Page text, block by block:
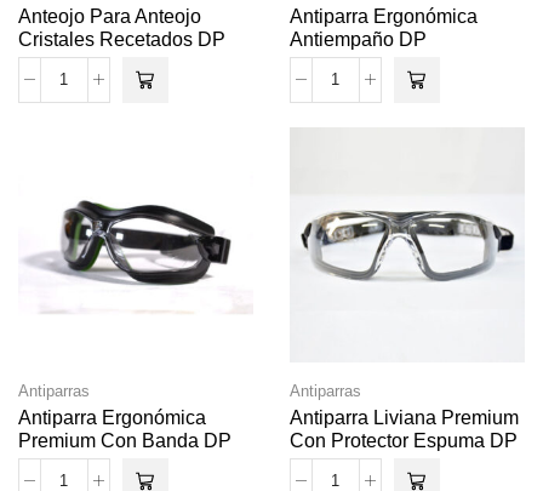
Anteojo Para Anteojo
Cristales Recetados DP
Antiparra Ergonómica
Antiempaño DP
Antiparras
Antiparra Ergonómica
Premium Con Banda DP
Antiparras
Antiparra Liviana Premium
Con Protector Espuma DP